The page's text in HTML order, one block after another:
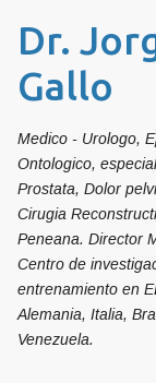
Dr.
Gallo
Medico - Urologo,
Ontologico,
Prostata, Dolor
Cirugia
Peneana. Director
Centro de
entrenamiento en
Alemania, Italia,
Venezuela.